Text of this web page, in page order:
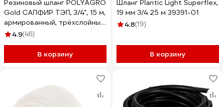
Резиновый шланг POLYAGRO
Gold САПФИР ТЭП, 3/4", 15 м,
армированный, трёхслойный,
морозостойкий 7559715
4.9(46)
В корзину
Шланг Plantic Light Superflex,
19 мм 3/4 25 м 39391-01
4.8(19)
В корзину